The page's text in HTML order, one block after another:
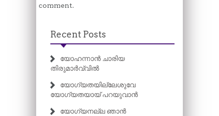
comment.
Recent Posts
യോഹന്നാൻ ചാരിയ
തിരുമാർവ്വിൽ
യോഗ്യതയില്ലേശുവേ
യോഗ്യതയായ് പറയുവാൻ
യോഗ്യനല്ല ഞാൻ